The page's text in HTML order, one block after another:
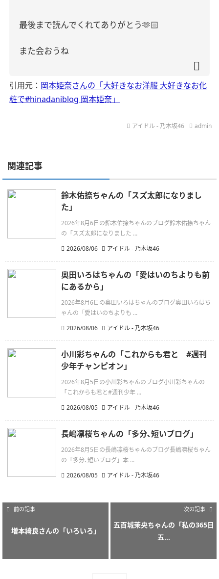
最後まで読んでくれてありがとう🫶🏻
また会おうね
引用元： 岡本姫奈さんの「大好きなお洋服 大好きなお化
粧で#hinadaniblog 岡本姫奈」
アイドル - 乃木坂46 admin
関連記事
鈴木佑捺ちゃんの「スズ太郎になりまし
た」
2026年8月6日の鈴木佑捺ちゃんのブログ鈴木佑捺ちゃん
の「スズ太郎になりました ...
2026/08/06
アイドル - 乃木坂46
奥田いろはちゃんの「愛はいのちよりも前
にあるから」
2026年8月6日の奥田いろはちゃんのブログ奥田いろはち
ゃんの「愛はいのちよりも ...
2026/08/06
アイドル - 乃木坂46
小川彩ちゃんの「これからも君と #週刊
少年チャンピオン」
2026年8月5日の小川彩ちゃんのブログ小川彩ちゃんの
「これからも君と#週刊少年 ...
2026/08/05
アイドル - 乃木坂46
長嶋凛桜ちゃんの「多分､短いブログ」
2026年8月5日の長嶋凛桜ちゃんのブログ長嶋凛桜ちゃん
の「多分､短いブログ」本 ...
2026/08/05
アイドル - 乃木坂46
前の記事
増本綺良さんの「いろいろ」
次の記事
五百城茉央ちゃんの「私の365日
五...